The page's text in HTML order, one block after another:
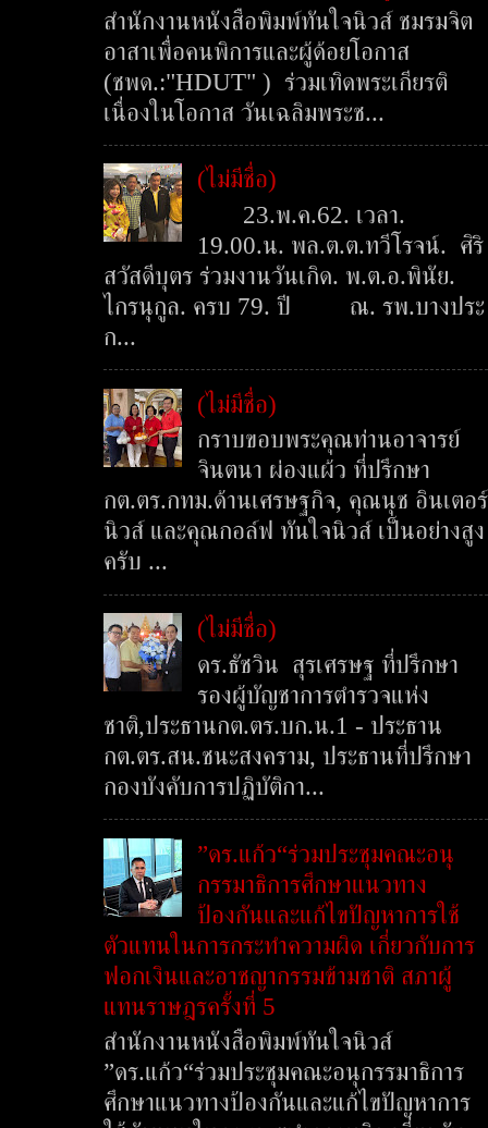
สำนักงานหนังสือพิมพ์ทันใจนิวส์ ชมรมจิต
อาสาเพื่อคนพิการและผู้ด้อยโอกาส
(ชพด.:"HDUT" ) ร่วมเทิดพระเกียรติ
เนื่องในโอกาส วันเฉลิมพระช...
(ไม่มีชื่อ)
23.พ.ค.62. เวลา.
19.00.น. พล.ต.ต.ทวีโรจน์. ศิริ
สวัสดีบุตร ร่วมงานวันเกิด. พ.ต.อ.พินัย.
ไกรนุกูล. ครบ 79. ปี ณ. รพ.บางประ
ก...
(ไม่มีชื่อ)
กราบขอบพระคุณท่านอาจารย์
จินตนา ผ่องแผ้ว ที่ปรึกษา
กต.ตร.กทม.ด้านเศรษฐกิจ, คุณนุช อินเตอร์
นิวส์ และคุณกอล์ฟ ทันใจนิวส์ เป็นอย่างสูง
ครับ ...
(ไม่มีชื่อ)
ดร.ธัชวิน สุรเศรษฐ ที่ปรึกษา
รองผู้บัญชาการตำรวจแห่ง
ชาติ,ประธานกต.ตร.บก.น.1 - ประธาน
กต.ตร.สน.ชนะสงคราม, ประธานที่ปรึกษา
กองบังคับการปฏิบัติกา...
”ดร.แก้ว“ร่วมประชุมคณะอนุ
กรรมาธิการศึกษาแนวทาง
ป้องกันและแก้ไขปัญหาการใช้
ตัวแทนในการกระทำความผิด เกี่ยวกับการ
ฟอกเงินและอาชญากรรมข้ามชาติ สภาผู้
แทนราษฎรครั้งที่ 5
สำนักงานหนังสือพิมพ์ทันใจนิวส์
”ดร.แก้ว“ร่วมประชุมคณะอนุกรรมาธิการ
ศึกษาแนวทางป้องกันและแก้ไขปัญหาการ